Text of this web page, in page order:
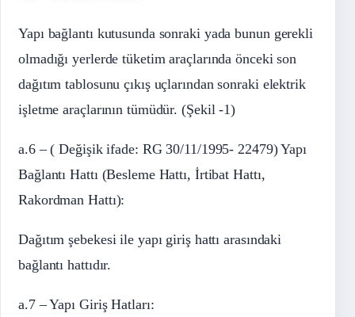
Yapı bağlantı kutusunda sonraki yada bunun gerekli
olmadığı yerlerde tüketim araçlarında önceki son
dağıtım tablosunu çıkış uçlarından sonraki elektrik
işletme araçlarının tümüdür. (Şekil -1)
a.6 – ( Değişik ifade: RG 30/11/1995- 22479) Yapı
Bağlantı Hattı (Besleme Hattı, İrtibat Hattı,
Rakordman Hattı):
Dağıtım şebekesi ile yapı giriş hattı arasındaki
bağlantı hattıdır.
a.7 – Yapı Giriş Hatları: